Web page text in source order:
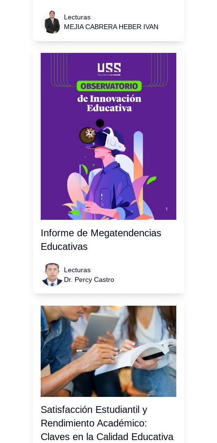
Lecturas
MEJIA CABRERA HEBER IVAN
Informe de Megatendencias
Educativas
Lecturas
Dr. Percy Castro
Satisfacción Estudiantil y
Rendimiento Académico:
Claves en la Calidad Educativa